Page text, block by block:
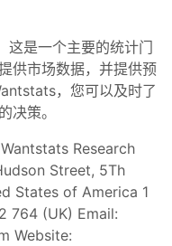
这是一个主要的统计门
供市场数据，并提供预
，您可以及时了
决策。
Research
Street, 5Th
States of America 1
764 (UK) Email:
Website: